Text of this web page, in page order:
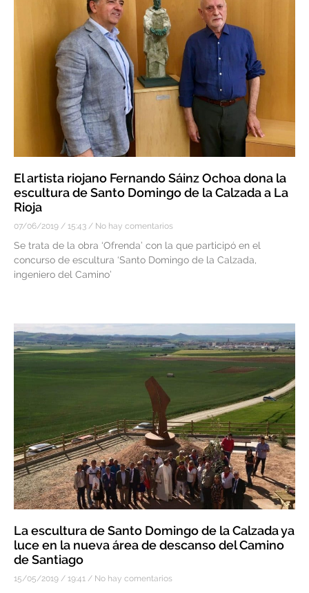
El artista riojano Fernando Sáinz Ochoa dona la
escultura de Santo Domingo de la Calzada a La
Rioja
07/06/2019 15:43 No hay comentarios
Se trata de la obra ‘Ofrenda’ con la que participó en el
concurso de escultura ‘Santo Domingo de la Calzada,
ingeniero del Camino’
La escultura de Santo Domingo de la Calzada ya
luce en la nueva área de descanso del Camino
de Santiago
15/05/2019 19:41 No hay comentarios